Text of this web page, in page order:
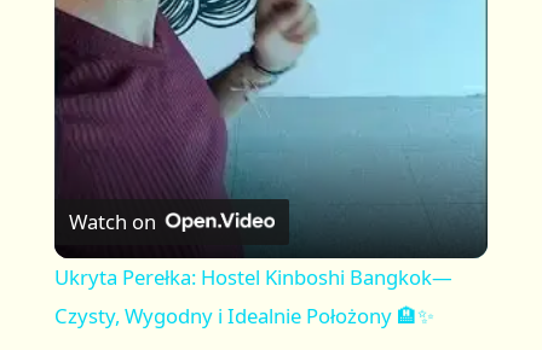
a
V
i
Watch on
Ukryta Perełka: Hostel Kinboshi Bangkok—
Czysty, Wygodny i Idealnie Położony 🏨✨